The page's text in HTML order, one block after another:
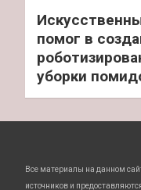
помог в
уборки
Все материалы на данном
источников и